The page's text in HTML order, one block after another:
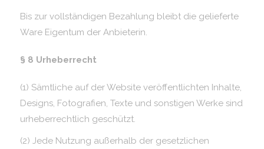
Bis zur vollständigen Bezahlung bleibt die gelieferte
Ware Eigentum der Anbieterin.
§ 8 Urheberrecht
(1) Sämtliche auf der Website veröffentlichten Inhalte,
Designs, Fotografien, Texte und sonstigen Werke sind
urheberrechtlich geschützt.
(2) Jede Nutzung außerhalb der gesetzlichen